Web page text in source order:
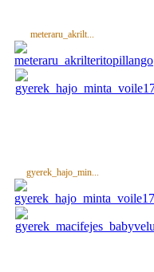
meteraru_akrilt...
gyerek_hajo_min...